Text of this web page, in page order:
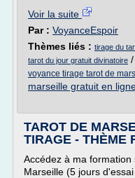
Voir la suite
Par : VoyanceEspoir
Thèmes liés : tirage du
tarot du jour gratuit divinatoire /
voyance tirage tarot de
marseille gratuit en
TAROT DE
TIRAGE - THÈME
Accédez à ma formation
Marseille (5 jours